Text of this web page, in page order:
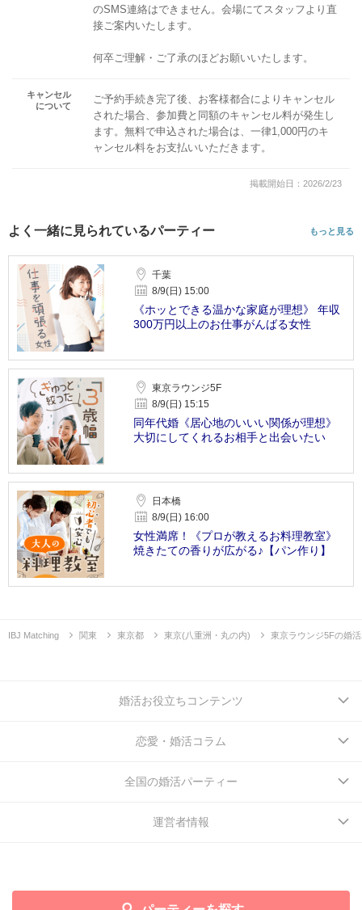
のSMS連絡はできません。会場にてスタッフより直
接ご案内いたします。
何卒ご理解・ご了承のほどお願いいたします。
キャンセル
について
ご予約手続き完了後、お客様都合によりキャンセル
された場合、参加費と同額のキャンセル料が発生し
ます。無料で申込された場合は、一律1,000円のキ
ャンセル料をお支払いいただきます。
掲載開始日：2026/2/23
よく一緒に見られているパーティー もっと見る
千葉
8/9(日) 15:00
《ホッとできる温かな家庭が理想》 年収
300万円以上のお仕事がんばる女性
東京ラウンジ5F
8/9(日) 15:15
同年代婚《居心地のいいい関係が理想》
大切にしてくれるお相手と出会いたい
日本橋
8/9(日) 16:00
女性満席！《プロが教えるお料理教室》
焼きたての香りが広がる♪【パン作り】
IBJ Matching 関東 東京都 東京(八重洲・丸の内) 東京ラウンジ5Fの婚
婚活お役立ちコンテンツ
恋愛・婚活コラム
全国の婚活パーティー
運営者情報